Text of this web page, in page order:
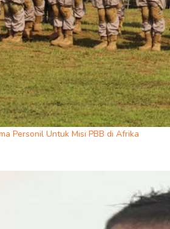
Personil Untuk Misi PBB di Afrika